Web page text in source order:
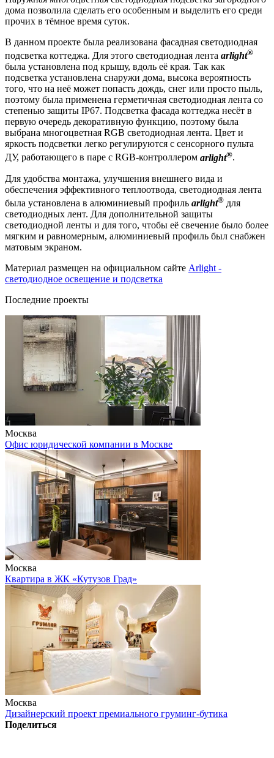
дома позволила сделать его особенным и выделить его среди
прочих в тёмное время суток.
В данном проекте была реализована фасадная светодиодная
подсветка коттеджа. Для этого светодиодная лента arlight®
была установлена под крышу, вдоль её края. Так как
подсветка установлена снаружи дома, высока вероятность
того, что на неё может попасть дождь, снег или просто пыль,
поэтому была применена герметичная светодиодная лента со
степенью защиты IP67. Подсветка фасада коттеджа несёт в
первую очередь декоративную функцию, поэтому была
выбрана многоцветная RGB светодиодная лента. Цвет и
яркость подсветки легко регулируются с сенсорного пульта
ДУ, работающего в паре с RGB-контроллером arlight®.
Для удобства монтажа, улучшения внешнего вида и
обеспечения эффективного теплоотвода, светодиодная лента
была установлена в алюминиевый профиль arlight® для
светодиодных лент. Для дополнительной защиты
светодиодной ленты и для того, чтобы её свечение было более
мягким и равномерным, алюминиевый профиль был снабжен
матовым экраном.
Материал размещен на официальном сайте Arlight -
светодиодное освещение и подсветка
Последние проекты
Москва
Офис юридической компании в Москве
Москва
Квартира в ЖК «Кутузов Град»
Москва
Дизайнерский проект премиального груминг-бутика
Поделиться